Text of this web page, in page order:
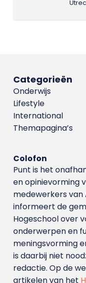
Categorieën
Onderwijs
Lifestyle
International
Themapagina’s
Colofon
Punt is het
en opinievorming
medewerkers van
informeert de
Hogeschool over
onderwerpen en
meningsvorming
is daarbij niet
redactie. Op de
artikelen van het